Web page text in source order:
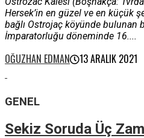
Hersek’in en güzel ve en küçük
bağlı Ostrojaç köyünde bulunan
İmparatorluğu döneminde 16....
OĞUZHAN EDMAN 13 ARALIK 2021
GENEL
Sekiz Soruda Üç